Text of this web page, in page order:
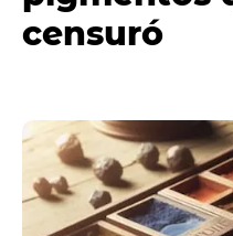
censuró